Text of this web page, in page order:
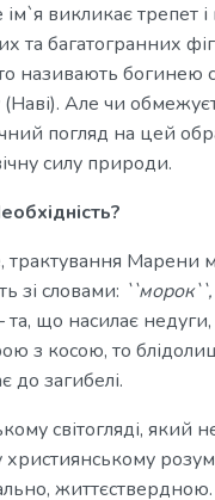
викликає трепет
та багатогранних
називають богинею
Але чи
погляд на цей
силу природи.
трактування Марени
зі словами:
що насилає недуги,
з косою, то
до загибелі.
світогляді, який
життєствердною.